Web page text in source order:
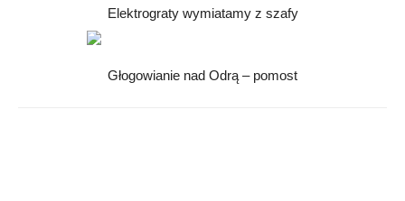
Elektrograty wymiatamy z szafy
Głogowianie nad Odrą – pomost